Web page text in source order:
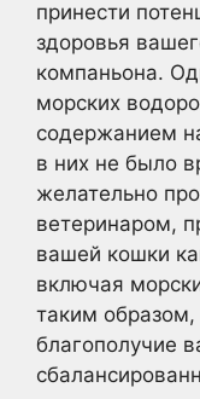
принести
здоровья
компаньона.
морских
содержанием
в них не было
желательно
ветеринаром,
вашей кошки
включая
таким
благополучие